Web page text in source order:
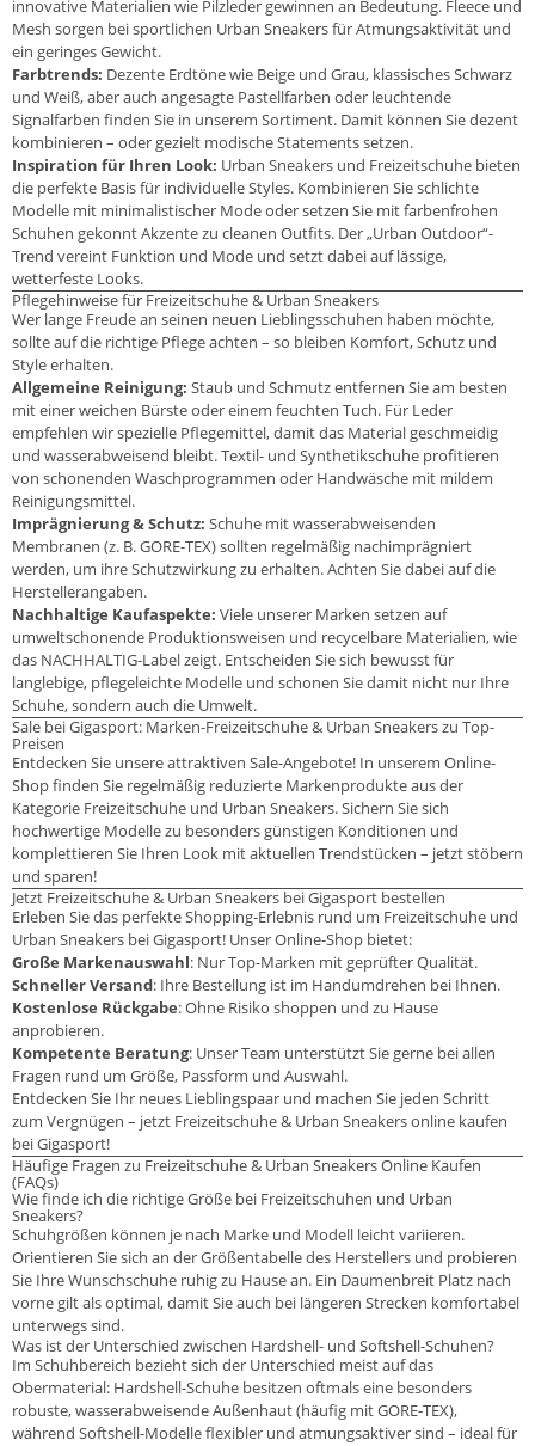
innovative Materialien wie Pilzleder gewinnen an Bedeutung. Fleece und
Mesh sorgen bei sportlichen Urban Sneakers für Atmungsaktivität und
ein geringes Gewicht.
Farbtrends: Dezente Erdtöne wie Beige und Grau, klassisches Schwarz
und Weiß, aber auch angesagte Pastellfarben oder leuchtende
Signalfarben finden Sie in unserem Sortiment. Damit können Sie dezent
kombinieren – oder gezielt modische Statements setzen.
Inspiration für Ihren Look: Urban Sneakers und Freizeitschuhe bieten
die perfekte Basis für individuelle Styles. Kombinieren Sie schlichte
Modelle mit minimalistischer Mode oder setzen Sie mit farbenfrohen
Schuhen gekonnt Akzente zu cleanen Outfits. Der „Urban Outdoor“-
Trend vereint Funktion und Mode und setzt dabei auf lässige,
wetterfeste Looks.
Pflegehinweise für Freizeitschuhe & Urban Sneakers
Wer lange Freude an seinen neuen Lieblingsschuhen haben möchte,
sollte auf die richtige Pflege achten – so bleiben Komfort, Schutz und
Style erhalten.
Allgemeine Reinigung: Staub und Schmutz entfernen Sie am besten
mit einer weichen Bürste oder einem feuchten Tuch. Für Leder
empfehlen wir spezielle Pflegemittel, damit das Material geschmeidig
und wasserabweisend bleibt. Textil- und Synthetikschuhe profitieren
von schonenden Waschprogrammen oder Handwäsche mit mildem
Reinigungsmittel.
Imprägnierung & Schutz: Schuhe mit wasserabweisenden
Membranen (z. B. GORE-TEX) sollten regelmäßig nachimprägniert
werden, um ihre Schutzwirkung zu erhalten. Achten Sie dabei auf die
Herstellerangaben.
Nachhaltige Kaufaspekte: Viele unserer Marken setzen auf
umweltschonende Produktionsweisen und recycelbare Materialien, wie
das NACHHALTIG-Label zeigt. Entscheiden Sie sich bewusst für
langlebige, pflegeleichte Modelle und schonen Sie damit nicht nur Ihre
Schuhe, sondern auch die Umwelt.
Sale bei Gigasport: Marken-Freizeitschuhe & Urban Sneakers zu Top-
Preisen
Entdecken Sie unsere attraktiven Sale-Angebote! In unserem Online-
Shop finden Sie regelmäßig reduzierte Markenprodukte aus der
Kategorie Freizeitschuhe und Urban Sneakers. Sichern Sie sich
hochwertige Modelle zu besonders günstigen Konditionen und
komplettieren Sie Ihren Look mit aktuellen Trendstücken – jetzt stöbern
und sparen!
Jetzt Freizeitschuhe & Urban Sneakers bei Gigasport bestellen
Erleben Sie das perfekte Shopping-Erlebnis rund um Freizeitschuhe und
Urban Sneakers bei Gigasport! Unser Online-Shop bietet:
Große Markenauswahl: Nur Top-Marken mit geprüfter Qualität.
Schneller Versand: Ihre Bestellung ist im Handumdrehen bei Ihnen.
Kostenlose Rückgabe: Ohne Risiko shoppen und zu Hause
anprobieren.
Kompetente Beratung: Unser Team unterstützt Sie gerne bei allen
Fragen rund um Größe, Passform und Auswahl.
Entdecken Sie Ihr neues Lieblingspaar und machen Sie jeden Schritt
zum Vergnügen – jetzt Freizeitschuhe & Urban Sneakers online kaufen
bei Gigasport!
Häufige Fragen zu Freizeitschuhe & Urban Sneakers Online Kaufen
(FAQs)
Wie finde ich die richtige Größe bei Freizeitschuhen und Urban
Sneakers?
Schuhgrößen können je nach Marke und Modell leicht variieren.
Orientieren Sie sich an der Größentabelle des Herstellers und probieren
Sie Ihre Wunschschuhe ruhig zu Hause an. Ein Daumenbreit Platz nach
vorne gilt als optimal, damit Sie auch bei längeren Strecken komfortabel
unterwegs sind.
Was ist der Unterschied zwischen Hardshell- und Softshell-Schuhen?
Im Schuhbereich bezieht sich der Unterschied meist auf das
Obermaterial: Hardshell-Schuhe besitzen oftmals eine besonders
robuste, wasserabweisende Außenhaut (häufig mit GORE-TEX),
während Softshell-Modelle flexibler und atmungsaktiver sind – ideal für